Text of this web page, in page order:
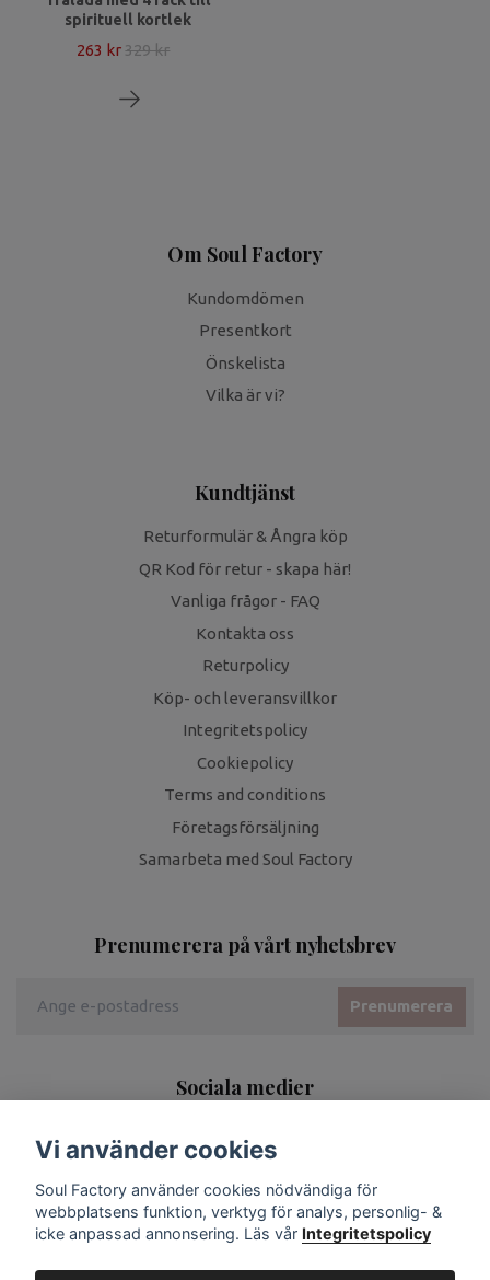
spirituell kortlek
263 kr 329 kr
Om Soul Factory
Kundomdömen
Presentkort
Önskelista
Vilka är vi?
Kundtjänst
Returformulär & Ångra köp
QR Kod för retur - skapa här!
Vanliga frågor - FAQ
Kontakta oss
Returpolicy
Köp- och leveransvillkor
Integritetspolicy
Cookiepolicy
Terms and conditions
Företagsförsäljning
Samarbeta med Soul Factory
Prenumerera på vårt nyhetsbrev
Prenumerera
Sociala medier
Vi använder cookies
Soul Factory använder cookies nödvändiga för
webbplatsens funktion, verktyg för analys, personlig- &
icke anpassad annonsering. Läs vår Integritetspolicy